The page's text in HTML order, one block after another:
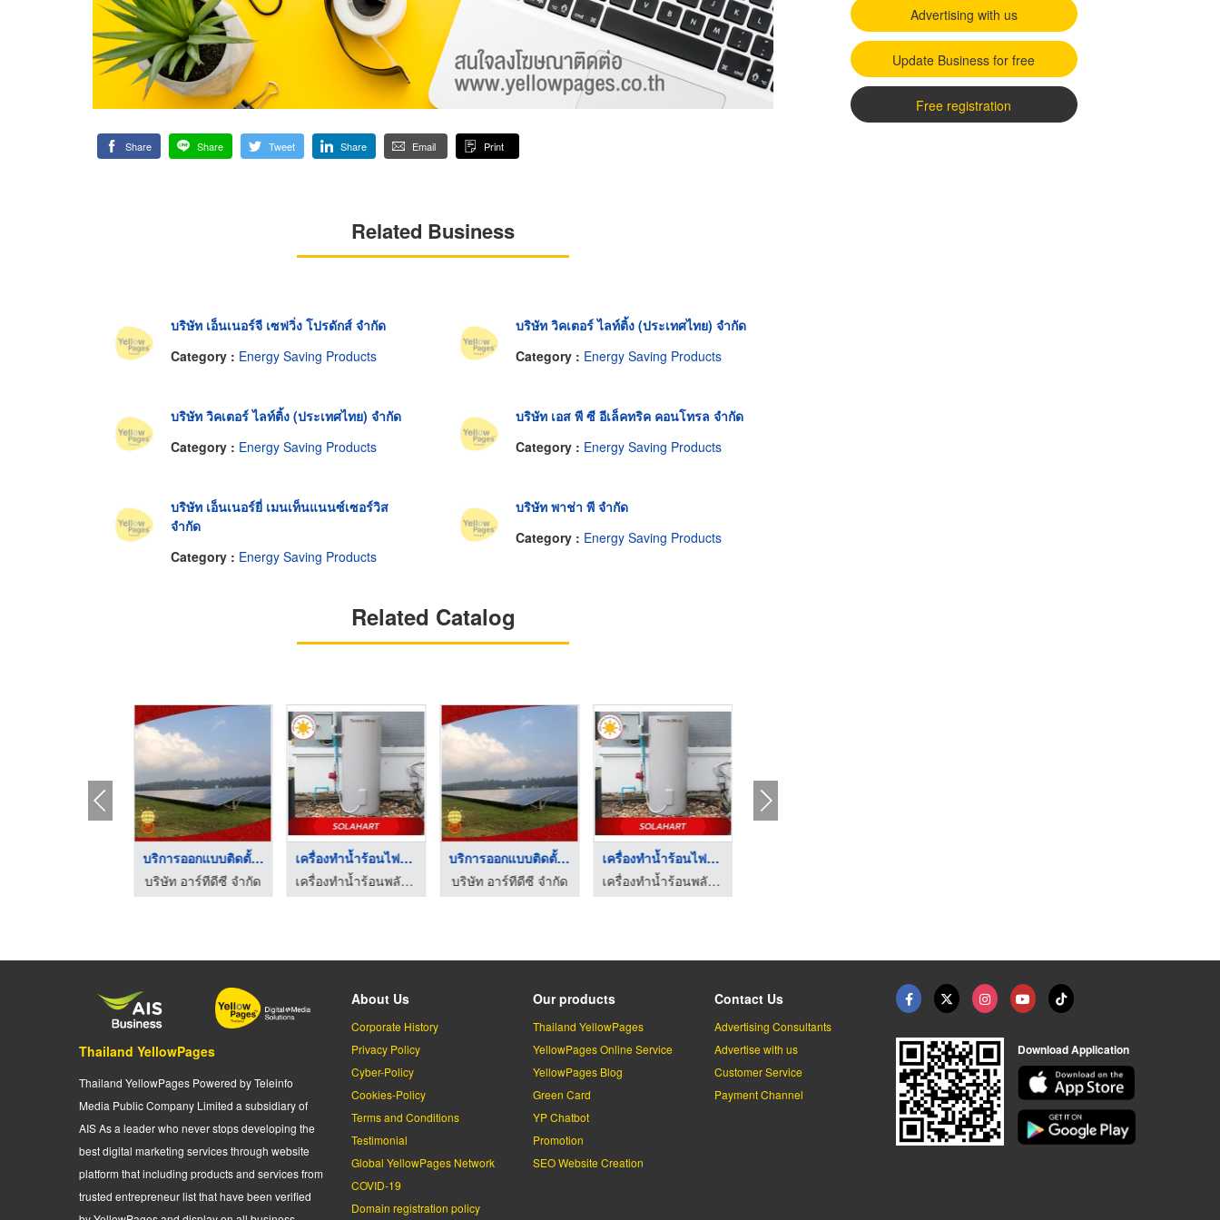
Share Share Tweet Share Email Print
Related Business
บริษัท เอ็นเนอร์จี เซฟวิ่ง โปรดักส์ จำกัด
Category : Energy Saving Products
บริษัท วิคเตอร์ ไลท์ติ้ง (ประเทศไทย) จำกัด
Category : Energy Saving Products
บริษัท วิคเตอร์ ไลท์ติ้ง (ประเทศไทย) จำกัด
Category : Energy Saving Products
บริษัท เอส พี ซี อีเล็คทริค คอนโทรล จำกัด
Category : Energy Saving Products
บริษัท เอ็นเนอร์ยี่ เมนเท็นแนนซ์เซอร์วิส
จำกัด
Category : Energy Saving Products
บริษัท พาช่า พี จำกัด
Category : Energy Saving Products
Related Catalog
บริการออกแบบติดตั้งร ...
บริษัท อาร์ทีดีซี จำกัด
เครื่องทำน้ำร้อนไฟฟ้ ...
เครื่องทำน้ำร้อนพลังงานแสงอาทิตย์ - ภูมิพัฒน์ โซลาร์ ฮอตวอเตอร์
บริการออกแบบติดตั้งร ...
บริษัท อาร์ทีดีซี จำกัด
เครื่องทำน้ำร้อนไฟฟ้ ...
เครื่องทำน้ำร้อนพลังงานแสงอาทิตย์ - ภูมิพัฒน์ โซลาร์ ฮอตวอเตอร์
Advertising with us
Update Business for free
Free registration
Thailand YellowPages
Thailand YellowPages Powered by Teleinfo
Media Public Company Limited a subsidiary of
AIS As a leader who never stops developing the
best digital marketing services through website
platform that including products and services from
trusted entrepreneur list that have been verified
About Us
Corporate History
Privacy Policy
Cyber-Policy
Cookies-Policy
Terms and Conditions
Testimonial
Global YellowPages Network
COVID-19
Domain registration policy
Our products
Thailand YellowPages
YellowPages Online Service
YellowPages Blog
Green Card
YP Chatbot
Promotion
SEO Website Creation
Contact Us
Advertising Consultants
Advertise with us
Customer Service
Payment Channel
Download Application